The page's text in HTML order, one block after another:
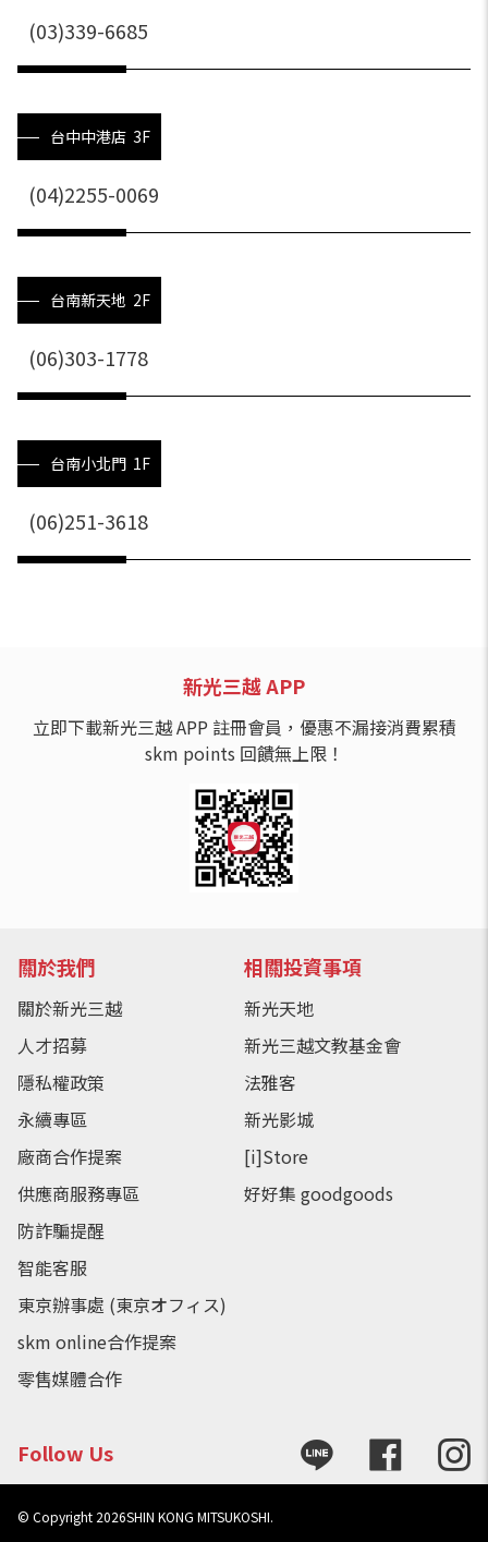
(03)339-6685
台中中港店 3F
(04)2255-0069
台南新天地 2F
(06)303-1778
台南小北門 1F
(06)251-3618
新光三越 APP
立即下載新光三越 APP 註冊會員，優惠不漏接消費累積
skm points 回饋無上限！
關於我們
關於新光三越
人才招募
隱私權政策
永續專區
廠商合作提案
供應商服務專區
防詐騙提醒
智能客服
東京辦事處 (東京オフィス)
skm online合作提案
零售媒體合作
相關投資事項
新光天地
新光三越文教基金會
法雅客
新光影城
[i]Store
好好集 goodgoods
Follow Us
© Copyright 2026SHIN KONG MITSUKOSHI.